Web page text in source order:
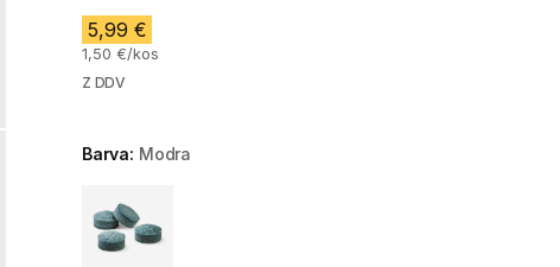
5,99 €
1,50 €/kos
Z DDV
Barva: Modra
Choose a variant